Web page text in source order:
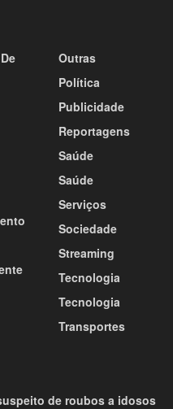
Outras
Política
Publicidade
Reportagens
Saúde
Saúde
Serviços
Sociedade
Streaming
Tecnologia
Tecnologia
Transportes
de roubos a idosos